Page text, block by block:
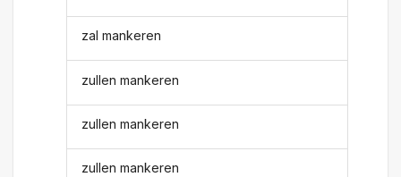
zal mankeren
zullen mankeren
zullen mankeren
zullen mankeren